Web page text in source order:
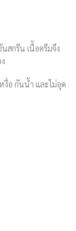
สกรีน เนื้อครีมจึง
งื่อ กันน้ำ และไม่อุด